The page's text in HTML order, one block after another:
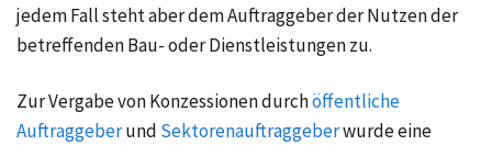
jedem Fall steht aber dem Auftraggeber der Nutzen der
betreffenden Bau- oder Dienstleistungen zu.
Zur Vergabe von Konzessionen durchöffentliche
Auftraggeberund Sektorenauftraggeberwurde eine